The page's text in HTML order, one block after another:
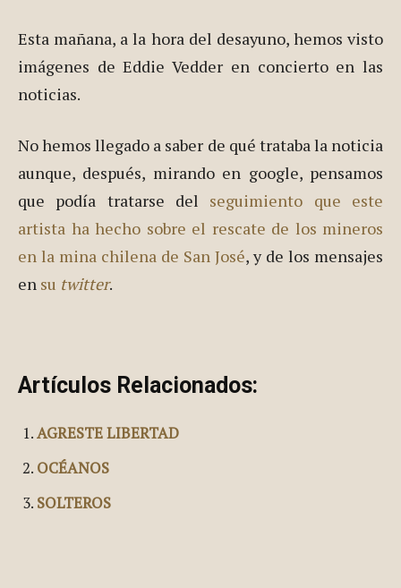
Esta mañana, a la hora del desayuno, hemos visto
imágenes de Eddie Vedder en concierto en las
noticias.
No hemos llegado a saber de qué trataba la noticia
aunque, después, mirando en google, pensamos
que podía tratarse del seguimiento que este
artista ha hecho sobre el rescate de los mineros
en la mina chilena de San José, y de los mensajes
en su twitter.
Artículos Relacionados:
AGRESTE LIBERTAD
OCÉANOS
SOLTEROS